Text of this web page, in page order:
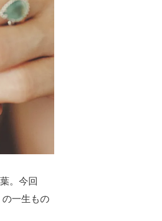
。今回
一生もの